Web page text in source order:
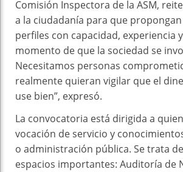
Comisión Inspectora de la ASM,
a la ciudadanía para que
perfiles con capacidad, experiencia
momento de que la sociedad se
Necesitamos personas
realmente quieran vigilar que el
use bien”, expresó.
La convocatoria está dirigida a
vocación de servicio y
o administración pública. Se trata
espacios importantes: Auditoría de